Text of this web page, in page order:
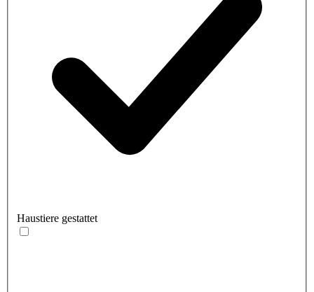
Haustiere gestattet